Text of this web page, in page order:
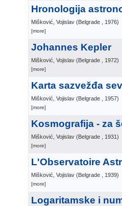
Hronologija
Mišković, Vojislav (Belgrade , 1976)
[more]
Johannes Kepler
Mišković, Vojislav (Belgrade , 1972)
[more]
Karta sazvežđa
Mišković, Vojislav (Belgrade , 1957)
[more]
Kosmografija - za
Mišković, Vojislav (Belgrade , 1931)
[more]
L'Observatoire
Mišković, Vojislav (Belgrade , 1939)
[more]
Logaritamske i